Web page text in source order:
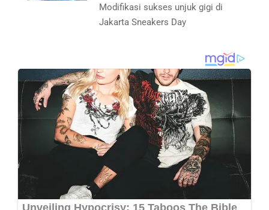
Modifikasi sukses unjuk gigi di
Jakarta Sneakers Day